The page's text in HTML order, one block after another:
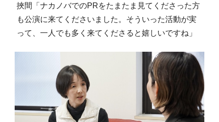
挾間「ナカノバでのPRをたまたま見てくださった方
も公演に来てくださいました。そういった活動が実
って、一人でも多く来てくださると嬉しいですね」